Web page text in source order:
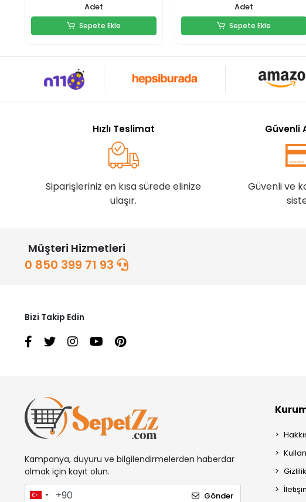
Sepete Ekle
Adet
Sepete Ekle
Sepete Ekle
Adet
Sepete Ekle
Hızlı Teslimat
Siparişleriniz en kısa sürede elinize
ulaşır.
Güvenli
Güvenli ve
Müşteri Hizmetleri
0 850 399 71 93
Bizi Takip Edin
Kampanya, duyuru ve bilgilendirmelerden haberdar
olmak için kayıt olun.
Gönder